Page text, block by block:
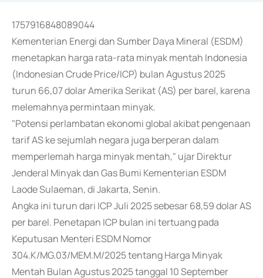
1757916848089044
Kementerian Energi dan Sumber Daya Mineral (ESDM)
menetapkan harga rata-rata minyak mentah Indonesia
(Indonesian Crude Price/ICP) bulan Agustus 2025
turun 66,07 dolar Amerika Serikat (AS) per barel, karena
melemahnya permintaan minyak.
"Potensi perlambatan ekonomi global akibat pengenaan
tarif AS ke sejumlah negara juga berperan dalam
memperlemah harga minyak mentah," ujar Direktur
Jenderal Minyak dan Gas Bumi Kementerian ESDM
Laode Sulaeman, di Jakarta, Senin.
Angka ini turun dari ICP Juli 2025 sebesar 68,59 dolar AS
per barel. Penetapan ICP bulan ini tertuang pada
Keputusan Menteri ESDM Nomor
304.K/MG.03/MEM.M/2025 tentang Harga Minyak
Mentah Bulan Agustus 2025 tanggal 10 September